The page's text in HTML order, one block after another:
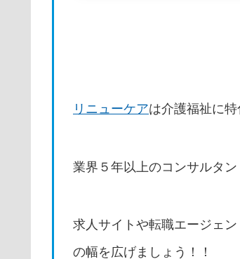
リニューケアは介護福祉に特
業界５年以上のコンサルタ
求人サイトや転職エージェン
の幅を広げましょう！！